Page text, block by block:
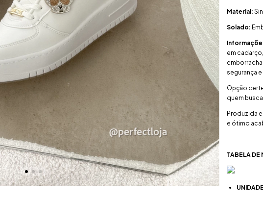
Material:
Solado:
em
segurança
Opção
quem
Produzida
e ótimo
TABELA DE